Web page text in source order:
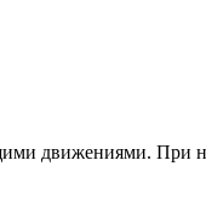
движениями. При